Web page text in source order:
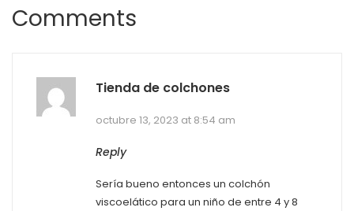
Comments
Tienda de colchones
octubre 13, 2023 at 8:54 am
Reply
Sería bueno entonces un colchón
viscoelático para un niño de entre 4 y 8